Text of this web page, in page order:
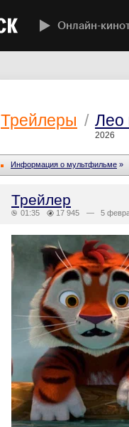
Онлайн-
Трейлеры / Лео
2026
Информация о мультфильме »
Трейлер
01:35 17 945 — 5